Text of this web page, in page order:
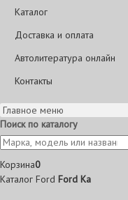
Каталог
Доставка и оплата
Автолитература онлайн
Контакты
Поиск по каталогу
Корзина0
Каталог Ford Ford Ka